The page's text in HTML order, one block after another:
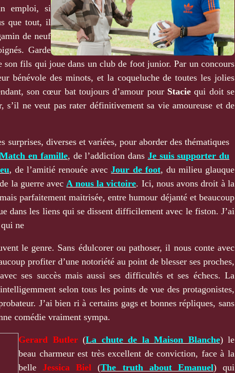
emploi, si
que tout, il
de neuf
Garde
son fils qui joue dans un club de foot junior. Par un concours
bénévole des minots, et la coqueluche de toutes les jolies
son cœur bat toujours d’amour pour Stacie qui doit se
s’il ne veut pas rater définitivement sa vie amoureuse et de
surprises, diverses et variées, pour aborder des thématiques
Match en famille, de l’addiction dans Je suis supporter du
, de l’amitié renouée avecJour de foot, du milieu glauque
la guerre avec A nous la victoire. Ici, nous avons droit à la
parfaitement maitrisée, entre humour déjanté et beaucoup
dans les liens qui se dissent difficilement avec le fiston. J’ai
ne
le genre. Sans édulcorer ou pathoser, il nous conte avec
profiter d’une notoriété au point de blesser ses proches,
ses succès mais aussi ses difficultés et ses échecs. La
selon tous les points de vue des protagonistes,
J’ai bien ri à certains gags et bonnes répliques, sans
comédie vraiment sympa.
Gerard Butler (La chute de la Maison Blanche) le
beau charmeur est très excellent de conviction, face à la
belleJessica Biel (The truth about Emanuel) qui